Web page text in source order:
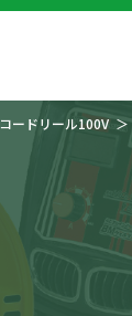
コードリール100V